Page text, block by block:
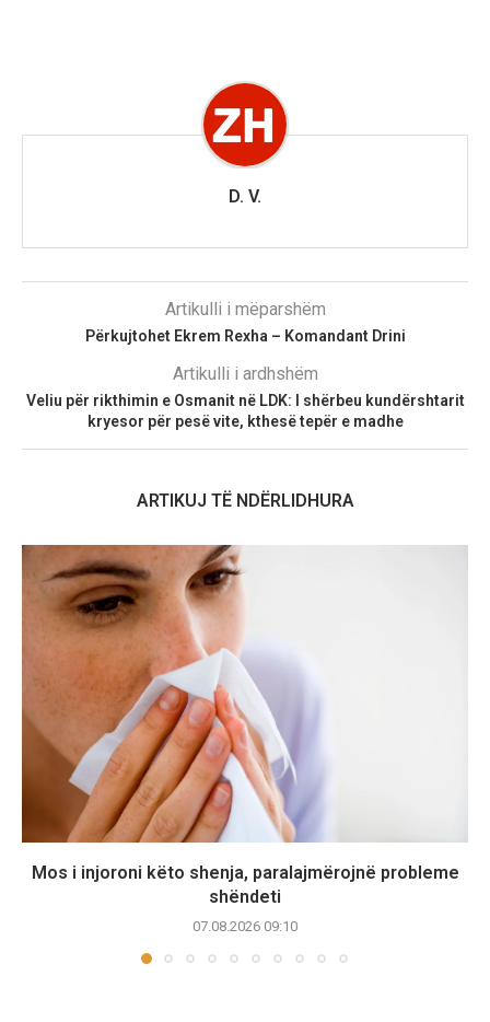
D. V.
Artikulli i mëparshëm
Përkujtohet Ekrem Rexha – Komandant Drini
Artikulli i ardhshëm
Veliu për rikthimin e Osmanit në LDK: I shërbeu kundërshtarit
kryesor për pesë vite, kthesë tepër e madhe
ARTIKUJ TË NDËRLIDHURA
Mos i injoroni këto shenja, paralajmërojnë probleme
shëndeti
07.08.2026 09:10